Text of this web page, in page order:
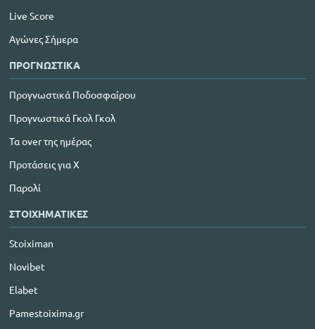
Live Score
Αγώνες Σήμερα
ΠΡΟΓΝΩΣΤΙΚΑ
Προγνωστικά Ποδοσφαίρου
Προγνωστικά Γκολ Γκολ
Τα over της ημέρας
Προτάσεις για Χ
Παρολί
ΣΤΟΙΧΗΜΑΤΙΚΕΣ
Stoiximan
Novibet
Elabet
Pamestoixima.gr